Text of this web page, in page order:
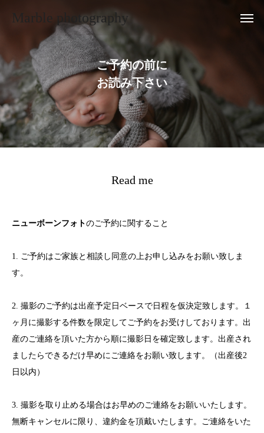
Marble photography
ご予約の前に
お読み下さい
Read me
ニューボーンフォトのご予約に関すること
1. ご予約はご家族と相談し同意の上お申し込みをお願い致しま
す。
2. 撮影のご予約は出産予定日ベースで日程を仮決定致します。１
ヶ月に撮影する件数を限定してご予約をお受けしております。出
産のご連絡を頂いた方から順に撮影日を確定致します。出産され
ましたらできるだけ早めにご連絡をお願い致します。（出産後2
日以内）
3. 撮影を取り止める場合はお早めのご連絡をお願いいたします。
無断キャンセルに限り、違約金を頂戴いたします。ご連絡をいた